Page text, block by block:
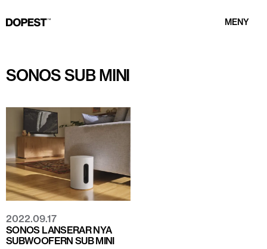
MENY
SONOS SUB MINI
2022.09.17
SONOS LANSERAR NYA
SUBWOOFERN SUB MINI